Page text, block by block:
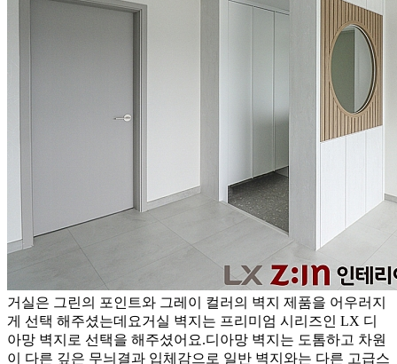
거실은 그린의 포인트와 그레이 컬러의 벽지 제품을 어우러지
게 선택 해주셨는데요거실 벽지는 프리미엄 시리즈인 LX 디
아망 벽지로 선택을 해주셨어요.디아망 벽지는 도톰하고 차원
이 다른 깊은 무늬결과 입체감으로 일반 벽지와는 다른 고급스